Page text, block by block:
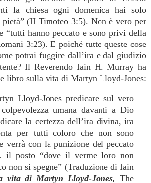
la chiesa ogni domenica hai solo
pietà” (II Timoteo 3:5). Non è vero per
“tutti hanno peccato e sono privi della
3:23). E poiché tutte queste cose
potrai fuggire dall’ira e dal giudizio
Il Reverendo Iain H. Murray ha
libro sulla vita di Martyn Lloyd-Jones:
Jones predicare sul vero
umana davanti a Dio
la certezza dell’ira divina, ira
per tutti coloro che non sono
verrà con la punizione del peccato
il posto “dove il verme loro non
non si spegne” (Traduzione di Iain
vita di Martyn Lloyd-Jones, The